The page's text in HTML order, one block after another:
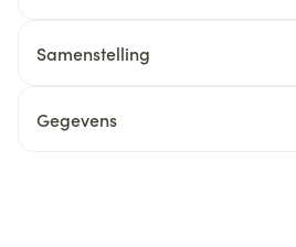
Samenstelling
Gegevens